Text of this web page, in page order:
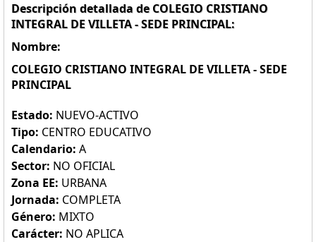
Descripción detallada de COLEGIO CRISTIANO
INTEGRAL DE VILLETA - SEDE PRINCIPAL:
Nombre:
COLEGIO CRISTIANO INTEGRAL DE VILLETA - SEDE
PRINCIPAL
Estado: NUEVO-ACTIVO
Tipo: CENTRO EDUCATIVO
Calendario: A
Sector: NO OFICIAL
Zona EE: URBANA
Jornada: COMPLETA
Género: MIXTO
Carácter: NO APLICA